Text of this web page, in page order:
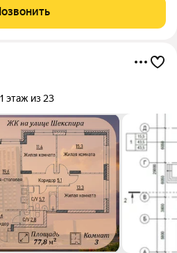
Жилая 39 кв.м. / Кухня 9,5 кв.м.
1 этаж из 23